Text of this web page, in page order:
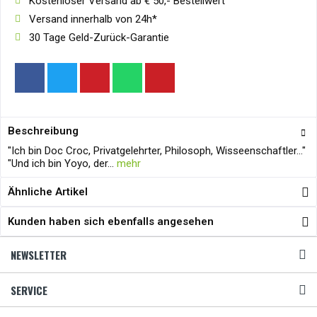
Versand innerhalb von 24h*
30 Tage Geld-Zurück-Garantie
Beschreibung
"Ich bin Doc Croc, Privatgelehrter, Philosoph, Wisseenschaftler..."
"Und ich bin Yoyo, der... mehr
Ähnliche Artikel
Kunden haben sich ebenfalls angesehen
NEWSLETTER
SERVICE